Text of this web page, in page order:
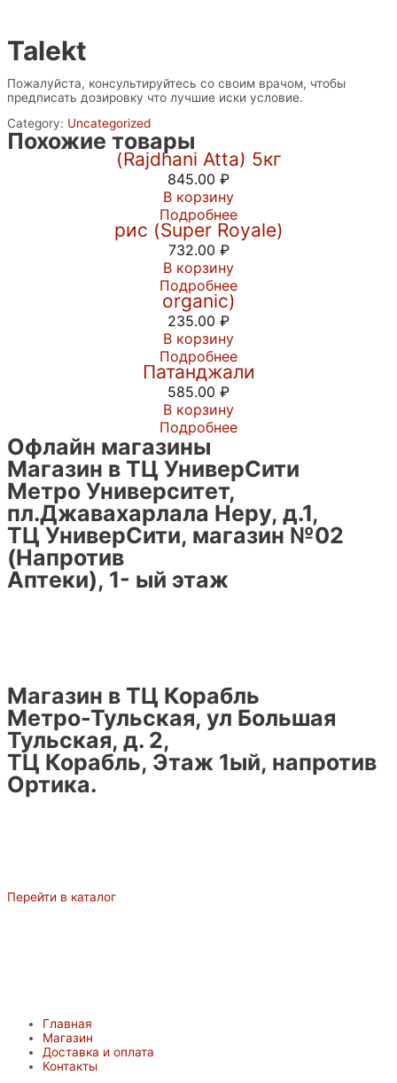
Talekt
Пожалуйста, консультируйтесь со своим врачом, чтобы
предписать дозировку что лучшие иски условие.
Category: Uncategorized
Похожие товары
Мука пшеничная грубого помола
(Rajdhani Atta) 5кг
845.00 ₽
В корзину
Подробнее
Индийский Королевский Басмати
рис (Super Royale)
732.00 ₽
В корзину
Подробнее
Пальмовый сахар джаггери (Jaggery
organic)
235.00 ₽
В корзину
Подробнее
Шампунь Кеш Канти Рита от фирмы
Патанджали
585.00 ₽
В корзину
Подробнее
Офлайн магазины
Магазин в ТЦ УниверСити
Метро Университет,
пл.Джавахарлала Неру, д.1,
ТЦ УниверСити, магазин №02
(Напротив
Аптеки), 1- ый этаж
Магазин в ТЦ Корабль
Метро-Тульская, ул Большая
Тульская, д. 2,
ТЦ Корабль, Этаж 1ый, напротив
Ортика.
Перейти в каталог
Главная
Магазин
Доставка и оплата
Контакты